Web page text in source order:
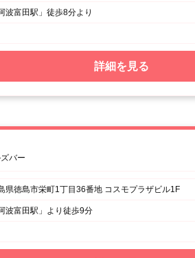
阿波富田駅」徒歩8分より
詳細を見る
バー
県徳島市栄町1丁目36番地 コスモプラザビル1F
阿波富田駅」より徒歩9分